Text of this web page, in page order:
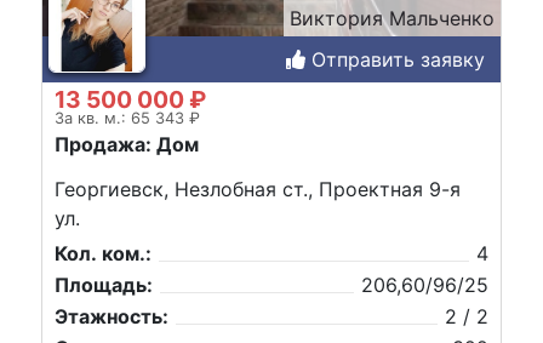
Виктория Мальченко
Отправить заявку
13 500 000 ₽
За кв. м.: 65 343 ₽
Продажа: Дом
Георгиевск, Незлобная ст., Проектная 9-я
ул.
Кол. ком.:
4
Площадь:
206,60/96/25
Этажность:
2 / 2